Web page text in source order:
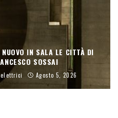
IN SALA LE CITTÀ DI
SOSSAI
Agosto 5, 2026